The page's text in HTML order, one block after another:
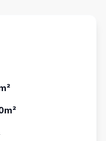
m²